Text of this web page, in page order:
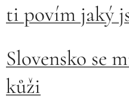
ti povím jaký
Slovensko se
kůži